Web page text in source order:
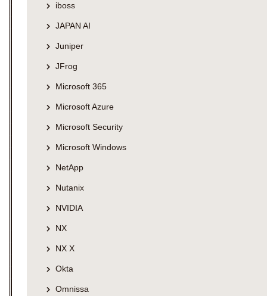
iboss
JAPAN AI
Juniper
JFrog
Microsoft 365
Microsoft Azure
Microsoft Security
Microsoft Windows
NetApp
Nutanix
NVIDIA
NX
NX X
Okta
Omnissa